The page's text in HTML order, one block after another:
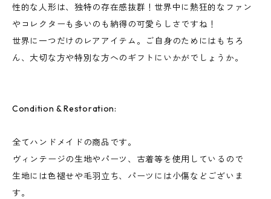
性的な人形は、独特の存在感抜群！世界中に熱狂的なファン
やコレクターも多いのも納得の可愛らしさですね！
世界に一つだけのレアアイテム。ご自身のためにはもちろ
ん、大切な方や特別な方へのギフトにいかがでしょうか。
Condition & Restoration:
全てハンドメイドの商品です。
ヴィンテージの生地やパーツ、古着等を使用しているので
生地には色褪せや毛羽立ち、パーツには小傷などございま
す。